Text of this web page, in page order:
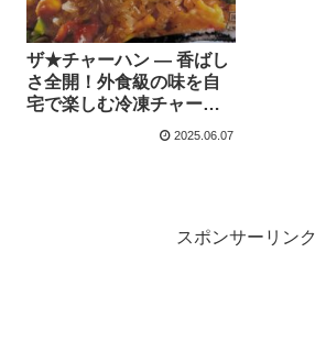
ザ★チャーハン ― 香ばし
さ全開！外食級の味を自
宅で楽しむ冷凍チャーハ
2025.06.07
スポンサーリンク